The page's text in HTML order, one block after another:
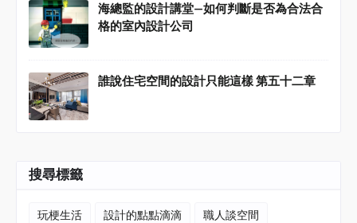
海總監的設計講堂—如何判斷是否為合法合
格的室內設計公司
誰說住宅空間的設計只能這樣 第五十二章
搜尋標籤
玩梗生活 設計的點點滴滴
職人談空間